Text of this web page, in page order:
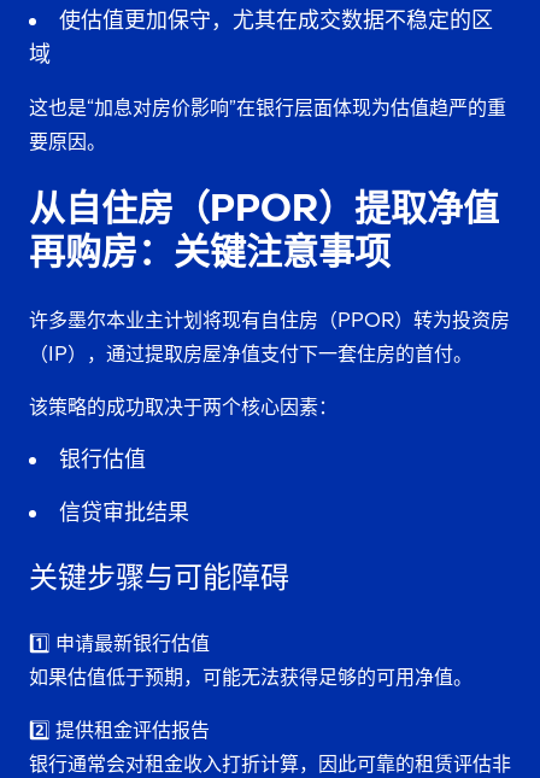
使估值更加保守，尤其在成交数据不稳定的区
域
这也是“加息对房价影响”在银行层面体现为估值趋严的重
要原因。
从自住房（PPOR）提取净值
再购房：关键注意事项
许多墨尔本业主计划将现有自住房（PPOR）转为投资房
（IP），通过提取房屋净值支付下一套住房的首付。
该策略的成功取决于两个核心因素：
银行估值
信贷审批结果
关键步骤与可能障碍
1️⃣ 申请最新银行估值
如果估值低于预期，可能无法获得足够的可用净值。
2️⃣ 提供租金评估报告
银行通常会对租金收入打折计算，因此可靠的租赁评估非